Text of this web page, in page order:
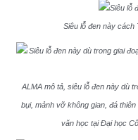
Siêu lỗ đen này cách
ALMA mô tả, siêu lỗ đen này dù
bụi, mảnh vỡ không gian, đá
văn học tại Đại học